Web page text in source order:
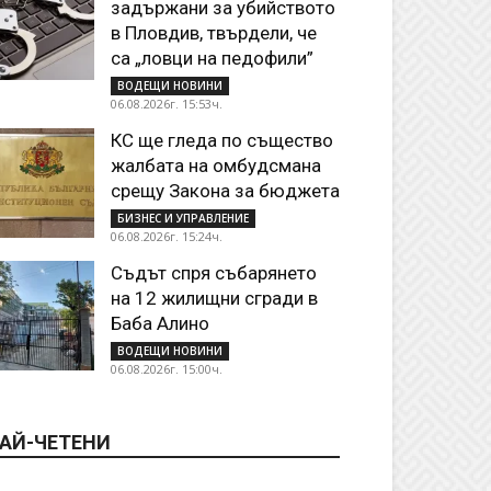
задържани за убийството
в Пловдив, твърдели, че
са „ловци на педофили”
ВОДЕЩИ НОВИНИ
06.08.2026г. 15:53ч.
КС ще гледа по същество
жалбата на омбудсмана
срещу Закона за бюджета
БИЗНЕС И УПРАВЛЕНИЕ
06.08.2026г. 15:24ч.
Съдът спря събарянето
на 12 жилищни сгради в
Баба Алино
ВОДЕЩИ НОВИНИ
06.08.2026г. 15:00ч.
ЧЕТЕНИ